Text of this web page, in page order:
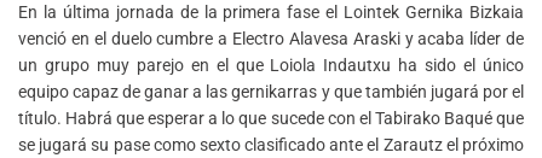
En la última jornada de la primera fase el Lointek Gernika Bizkaia
venció en el duelo cumbre a Electro Alavesa Araski y acaba líder de
un grupo muy parejo en el que Loiola Indautxu ha sido el único
equipo capaz de ganar a las gernikarras y que también jugará por el
título. Habrá que esperar a lo que sucede con el Tabirako Baqué que
se jugará su pase como sexto clasificado ante el Zarautz el próximo